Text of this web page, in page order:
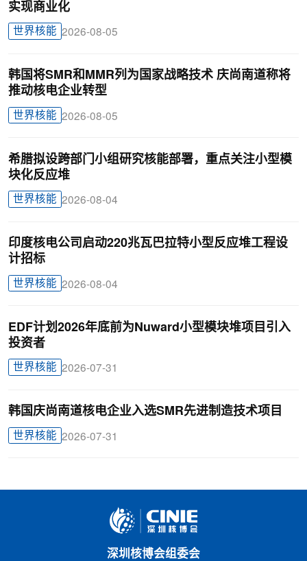
实现商业化
世界核能 2026-08-05
韩国将SMR和MMR列为国家战略技术 庆尚南道称将
推动核电企业转型
世界核能 2026-08-05
希腊拟设跨部门小组研究核能部署，重点关注小型模
块化反应堆
世界核能 2026-08-04
印度核电公司启动220兆瓦巴拉特小型反应堆工程设
计招标
世界核能 2026-08-04
EDF计划2026年底前为Nuward小型模块堆项目引入
投资者
世界核能 2026-07-31
韩国庆尚南道核电企业入选SMR先进制造技术项目
世界核能 2026-07-31
深圳核博会组委会